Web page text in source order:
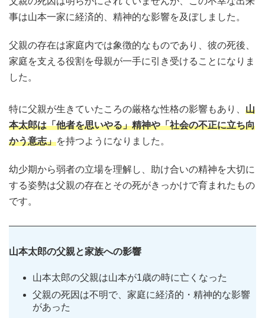
事は山本一家に経済的、精神的な影響を及ぼしました。
父親の存在は家庭内では象徴的なものであり、彼の死後、
家庭を支える役割を母親が一手に引き受けることになりま
した。
特に父親が生きていたころの厳格な性格の影響もあり、 山
本太郎は「他者を思いやる」精神や「社会の不正に立ち向
かう意志」を持つようになりました。
幼少期から弱者の立場を理解し、助け合いの精神を大切に
する姿勢は父親の存在とその死がきっかけで育まれたもの
です。
山本太郎の父親と家族への影響
山本太郎の父親は山本が1歳の時に亡くなった
父親の死因は不明で、家庭に経済的・精神的な影響
があった